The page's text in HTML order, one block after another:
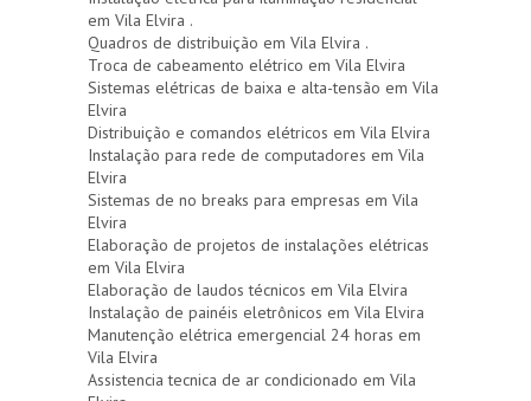
em Vila Elvira .
Quadros de distribuição em Vila Elvira .
Troca de cabeamento elétrico em Vila Elvira
Sistemas elétricas de baixa e alta-tensão em Vila
Elvira
Distribuição e comandos elétricos em Vila Elvira
Instalação para rede de computadores em Vila
Elvira
Sistemas de no breaks para empresas em Vila
Elvira
Elaboração de projetos de instalações elétricas
em Vila Elvira
Elaboração de laudos técnicos em Vila Elvira
Instalação de painéis eletrônicos em Vila Elvira
Manutenção elétrica emergencial 24 horas em
Vila Elvira
Assistencia tecnica de ar condicionado em Vila